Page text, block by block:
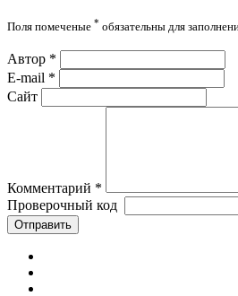
Поля помеченые * обязательны для
Автор *
E-mail *
Сайт
Комментарий *
Проверочный код